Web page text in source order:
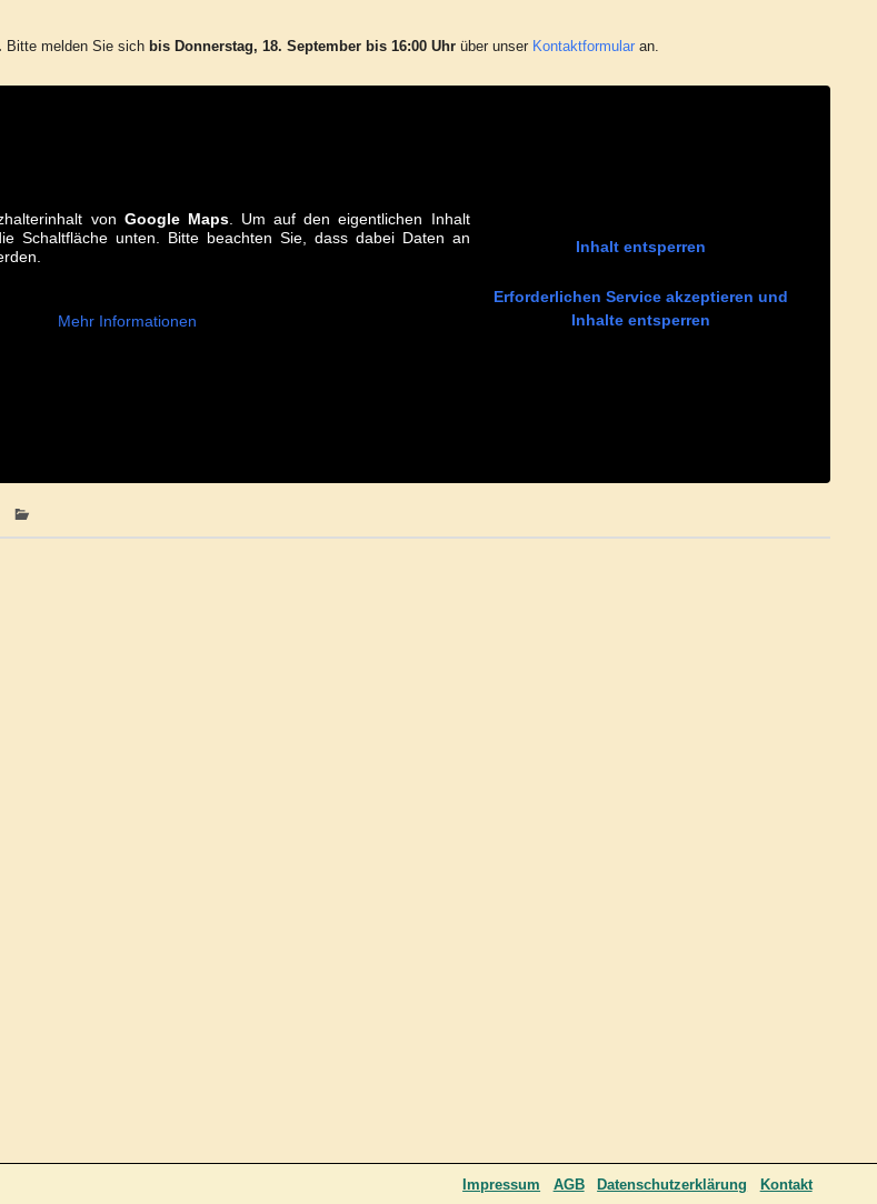
Bitte melden Sie sichbis Donnerstag, 18. September bis 16:00 Uhr über unserKontaktformularan.
von Google Maps. Um auf den eigentlichen Inhalt
Schaltfläche unten. Bitte beachten Sie, dass dabei Daten an
Mehr Informationen
Inhalt entsperren
Erforderlichen Service akzeptieren und
Inhalte entsperren
Kontakt
Datenschutzerklärung
AGB
Impressum